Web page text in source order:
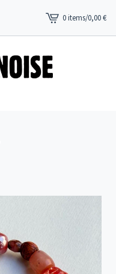
View
cart
0 items/0,00€